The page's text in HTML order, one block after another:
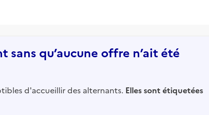
sans qu’aucune offre n’ait été
d'accueillir des alternants. Elles sont étiquetées